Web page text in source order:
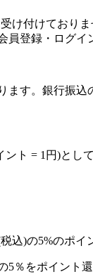
け付けており
登録・ログイ
す。銀行振
ント = 1円)とし
込)の5%のポイ
％をポイント還